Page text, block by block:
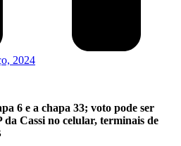
2024
6 e a chapa 33; voto pode ser
da Cassi no celular, terminais de